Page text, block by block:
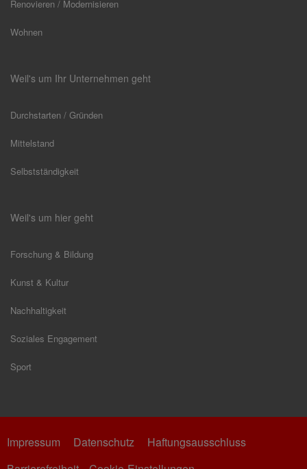
Renovieren / Modernisieren
Wohnen
Weil's um Ihr Unternehmen geht
Durchstarten / Gründen
Mittelstand
Selbstständigkeit
Weil's um hier geht
Forschung & Bildung
Kunst & Kultur
Nachhaltigkeit
Soziales Engagement
Sport
Impressum Datenschutz
Haftungsausschluss